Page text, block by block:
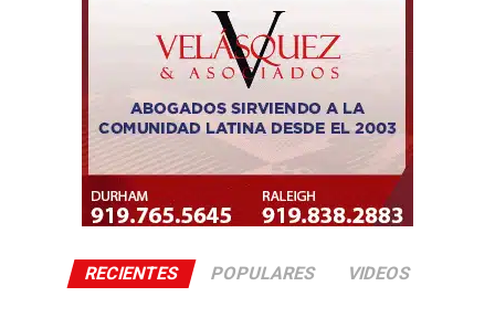
RECIENTES POPULARES VIDEOS